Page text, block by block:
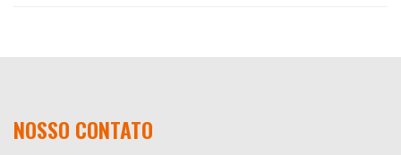
NOSSO CONTATO